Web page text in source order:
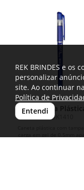
Caneta
P@K1410
REK BRINDES e os
personalizar
site. Ao continuar
Política de
Entendi